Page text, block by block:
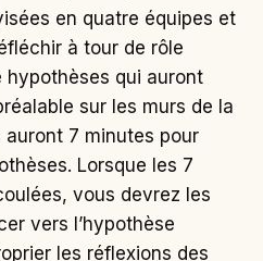
en quatre équipes et
à tour de rôle
hypothèses qui auront
sur les murs de la
auront 7 minutes pour
Lorsque les 7
vous devrez les
vers l’hypothèse
les réflexions des